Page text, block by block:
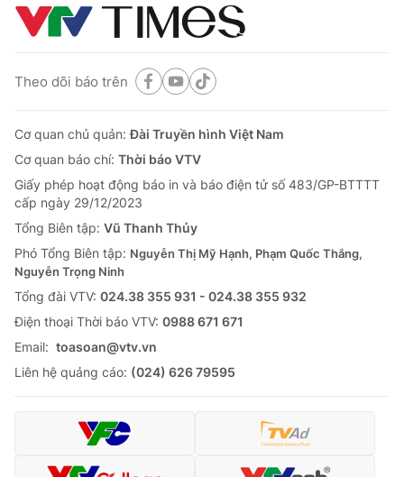
Theo dõi báo trên
Cơ quan chủ quản:Đài Truyền hình Việt Nam
Cơ quan báo chí: Thời báo VTV
Giấy phép hoạt động báo in và báo điện tử số 483/GP-BTTTT
cấp ngày 29/12/2023
Tổng Biên tập: Vũ Thanh Thủy
Phó Tổng Biên tập: Nguyễn Thị Mỹ Hạnh, Phạm Quốc Thắng,
Nguyễn Trọng Ninh
Tổng đài VTV: 024.38 355 931 - 024.38 355 932
Ðiện thoại Thời báo VTV: 0988 671 671
Email: toasoan@vtv.vn
Liên hệ quảng cáo: (024) 626 79595